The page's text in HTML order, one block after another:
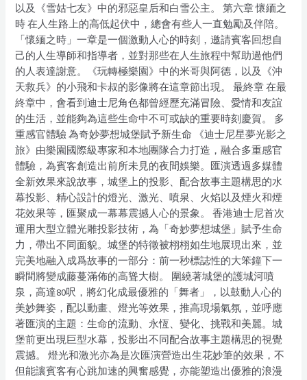
以及《雪姑七友》中的邪惡皇后和白雪公主。 第六章 懷緬之
時 在人生路上的高低起伏中，總會有些人一直勉勵及伴陪。
「懷緬之時」一章是一個激動人心的時刻，邀請賓客回想自
己的人生導師和指導者，並對那些在人生旅程中幫助過他們
的人表達謝意。《玩轉極樂園》中的米哥與阿德，以及《沖
天救兵》的小飛和卡叔的影像將在這章節出現。 最終章 在最
終章中，會看到迪士尼角色都曾經歷充滿冒險、愛情和友誼
的生活，並能夠為這些生命中不可或缺的重要時刻慶賀。 多
重感官體驗 為奇妙夢想城堡賦予新生命 《迪士尼星夢光影之
旅》由樂園國際級專家和本地團隊合力打造，融合多重感官
體驗，為賓客創造出前所未見的夜間娛樂。匯演透過多媒體
全新效果來說故事，城堡上的投影、配合故事主題構思的水
幕投影、精心設計的燈光、激光、噴泉、火焰以及煙火和煙
花效果等，匯聚成一幕幕震撼人心的景象。 香港迪士尼首次
運用大型立體光雕投影技術，為「奇妙夢想城堡」賦予生命
力，帶出不同面貌。城堡的特徵被栩栩如生地展現出來，並
完美地融入成爲故事的一部分：前一秒標誌性的大笨鐘下一
瞬間將變成藤蔓滿佈的高聳大樹。 圍繞著城堡的護城河噴
泉，高達80呎，將幻化成最優雅的「舞者」，以鼓動人心的
美妙舞姿，配以動畫、燈光等效果，推高現場氣氛，並呼應
著匯演的主題：生命的流動、永恆、變化、挑戰和美麗。城
堡前更出現巨型水幕，投影出不同配合故事主題構思的視覺
震撼。 燈光和激光亦為是次匯演營造出生花妙筆的效果，不
但能讓賓客有心跳加速的興奮感覺，亦能塑造出優雅的浪漫